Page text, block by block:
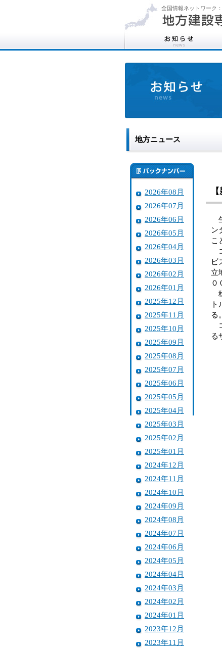
全国情報ネットワーク
地方ニュース
2026年08月
2026年07月
2026年06月
2026年05月
2026年04月
2026年03月
2026年02月
2026年01月
2025年12月
2025年11月
2025年10月
2025年09月
2025年08月
2025年07月
2025年06月
2025年05月
2025年04月
2025年03月
2025年02月
2025年01月
2024年12月
2024年11月
2024年10月
2024年09月
2024年08月
2024年07月
2024年06月
2024年05月
2024年04月
2024年03月
2024年02月
2024年01月
2023年12月
2023年11月
ン
こ
ビ
立
０
る。
る